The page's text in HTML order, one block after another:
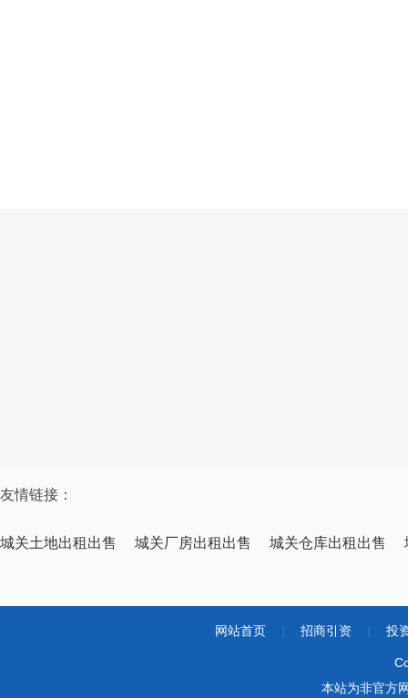
友情链接：
城关土地出租出售 城关厂房出租出售 城关仓库出租出售
网站首页 招商引资 投
本站为非官方